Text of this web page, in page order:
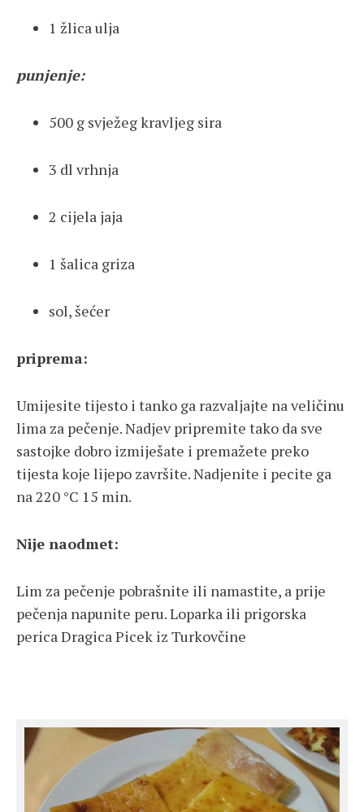
1 žlica ulja
punjenje:
500 g svježeg kravljeg sira
3 dl vrhnja
2 cijela jaja
1 šalica griza
sol, šećer
priprema:
Umijesite tijesto i tanko ga razvaljajte na veličinu
lima za pečenje. Nadjev pripremite tako da sve
sastojke dobro izmiješate i premažete preko
tijesta koje lijepo završite. Nadjenite i pecite ga
na 220 °C 15 min.
Nije naodmet:
Lim za pečenje pobrašnite ili namastite, a prije
pečenja napunite peru. Loparka ili prigorska
perica Dragica Picek iz Turkovčine